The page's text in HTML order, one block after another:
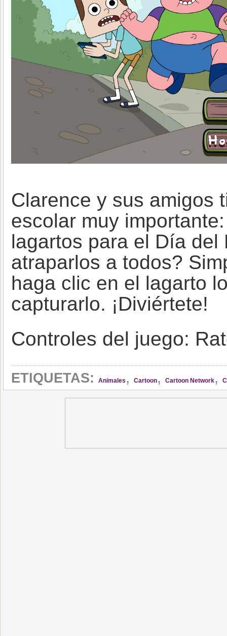
Clarence y sus amigos
escolar muy
lagartos para el Día
atraparlos a todos?
haga clic en el lagarto
capturarlo. ¡Diviértete!
Controles del juego:
ETIQUETAS: Animales , Cartoon, Cartoon Network,